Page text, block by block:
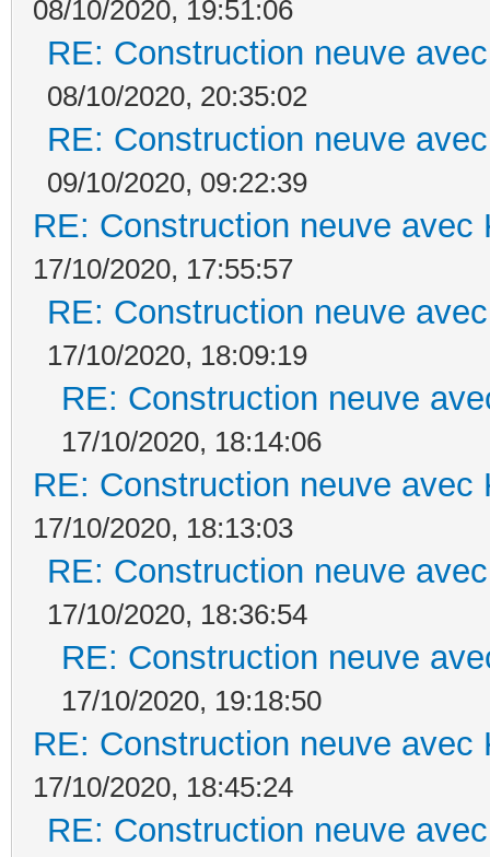
08/10/2020, 19:51:06
RE: Construction neuve
08/10/2020, 20:35:02
RE: Construction neuve
09/10/2020, 09:22:39
RE: Construction neuve avec
17/10/2020, 17:55:57
RE: Construction neuve
17/10/2020, 18:09:19
RE: Construction neuve
17/10/2020, 18:14:06
RE: Construction neuve avec
17/10/2020, 18:13:03
RE: Construction neuve
17/10/2020, 18:36:54
RE: Construction neuve
17/10/2020, 19:18:50
RE: Construction neuve avec
17/10/2020, 18:45:24
RE: Construction neuve